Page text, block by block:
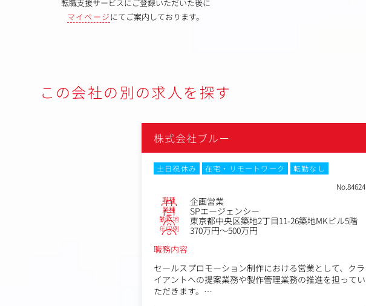
転職支援サービスにご登録いただいた後に
マイページにてご案内しております。
この会社の別の求人を探す
株式会社ブルー
土日祝休み 在宅・リモートワーク
転勤なし
No.84624
職種 企画営業
業種 SPエージェンシー
勤務地 東京都中央区築地2丁目11-26築地MKビル5階
年収例
370万円～500万円
職務内容
セールスプロモーション制作における営業として、クラ
イアントへの提案業務や製作管理業務の推進を担ってい
ただきます。